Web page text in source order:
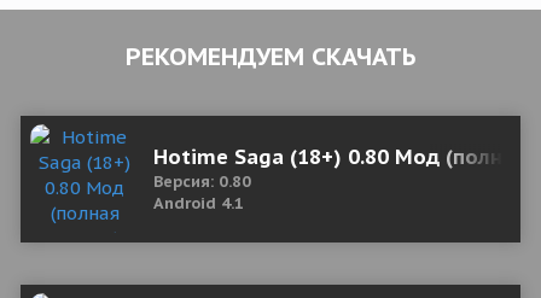
РЕКОМЕНДУЕМ СКАЧАТЬ
Hotime Saga (18+) 0.80 Мод (полная
Версия: 0.80
Android 4.1